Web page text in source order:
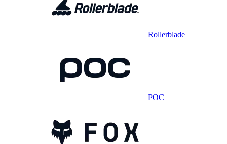
Rollerblade
POC